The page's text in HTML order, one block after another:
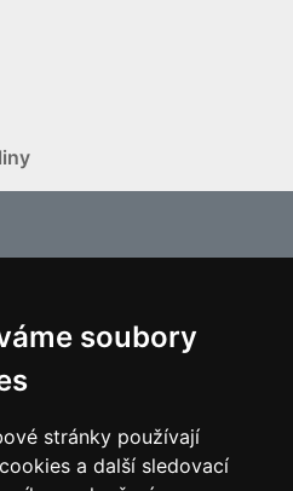
soubory
stránky používají
a další sledovací
jarní sezona.
naše prodejna zavřena a